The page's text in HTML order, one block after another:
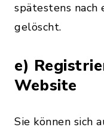
spätestens nach
gelöscht.
e)
Website
Sie können sich